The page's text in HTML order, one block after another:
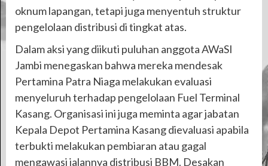
oknum lapangan, tetapi juga menyentuh struktur
pengelolaan distribusi di tingkat atas.
Dalam aksi yang diikuti puluhan anggota AWaSI
Jambi menegaskan bahwa mereka mendesak
Pertamina Patra Niaga melakukan evaluasi
menyeluruh terhadap pengelolaan Fuel Terminal
Kasang. Organisasi ini juga meminta agar jabatan
Kepala Depot Pertamina Kasang dievaluasi apabila
terbukti melakukan pembiaran atau gagal
mengawasi jalannya distribusi BBM. Desakan